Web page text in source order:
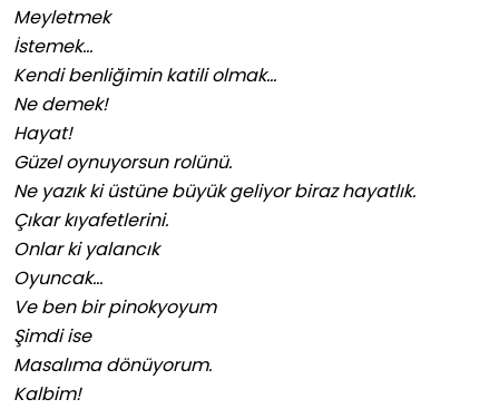
Meyletmek
İstemek…
Kendi benliğimin katili olmak…
Ne demek!
Hayat!
Güzel oynuyorsun rolünü.
Ne yazık ki üstüne büyük geliyor biraz hayatlık.
Çıkar kıyafetlerini.
Onlar ki yalancık
Oyuncak…
Ve ben bir pinokyoyum
Şimdi ise
Masalıma dönüyorum.
Kalbim!